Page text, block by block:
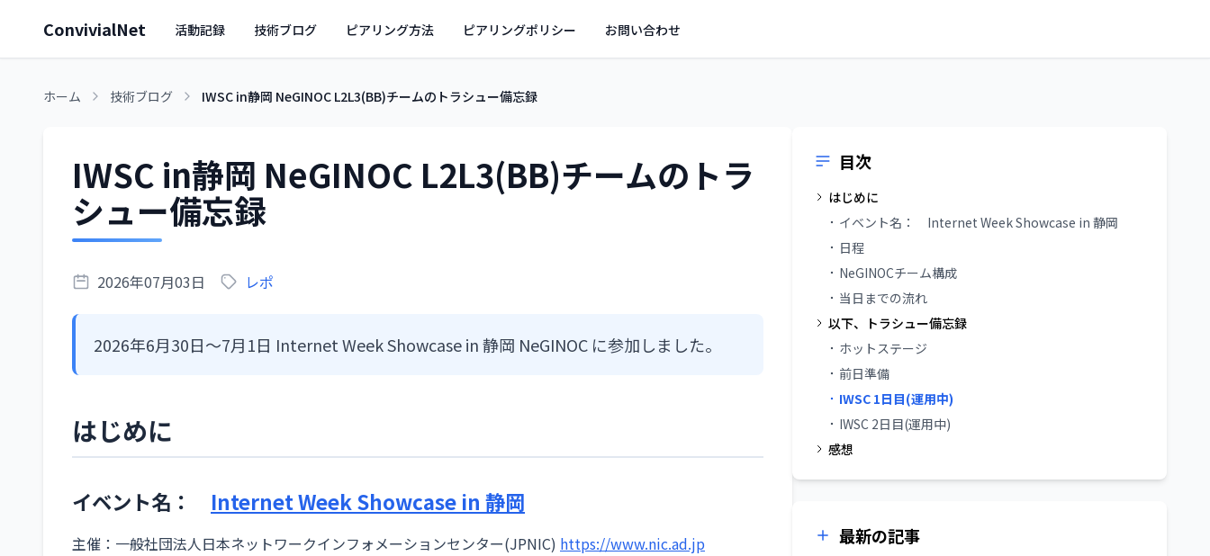
ConvivialNet 活動記録 技術ブログ ピアリング方法 ピアリングポリシー お問い合わせ
ホーム 技術ブログ IWSC in静岡 NeGINOC L2L3(BB)チームのトラシュー備忘録
IWSC in静岡 NeGINOC L2L3(BB)チームのトラ
シュー備忘録
2026年07月03日 レポ
2026年6月30日～7月1日 Internet Week Showcase in 静岡 NeGINOC に参加しました。
はじめに
イベント名： Internet Week Showcase in 静岡
主催：一般社団法人日本ネットワークインフォメーションセンター(JPNIC) https://www.nic.ad.jp
目次
はじめに
イベント名： Internet Week Showcase in 静岡
日程
NeGINOCチーム構成
当日までの流れ
以下、トラシュー備忘録
ホットステージ
前日準備
IWSC 1日目(運用中)
IWSC 2日目(運用中)
感想
最新の記事